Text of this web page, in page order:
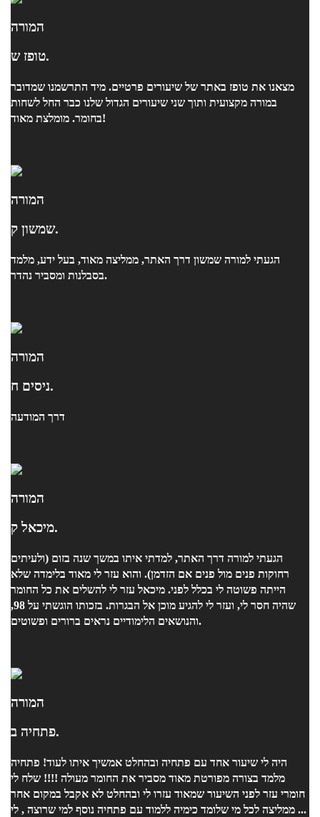
המורה
טופז ש.
מצאנו את טופז באתר של שיעורים פרטיים. מיד התרשמנו שמדובר
במורה מקצועית ותוך שני שיעורים הגדול שלנו כבר החל לשחות
בחומר. מומלצת מאוד!
המורה
שמשון ק.
הגעתי למורה שמשון דרך האתר, ממליצה מאוד, בעל ידע, מלמד
בסבלנות ומסביר נהדר.
המורה
ניסים ח.
דרך המודעה
המורה
מיכאל ק.
הגעתי למורה דרך האתר, למדתי איתו במשך שנה בזום (ולעיתים
רחוקות פנים מול פנים אם הזדמן). והוא עזר לי מאוד בלימדה שלא
הייתה פשוטה לי בכלל לפני. מיכאל עזר לי להשלים את כל החומר
שהיה חסר לי, ועזר לי להגיע מוכן אל הבגרות. בזכותו הוגשתי על 98,
והנושאים הלימודיים נראים ברורים ופשוטים.
המורה
פתחיה ב.
היה לי שיעור אחד עם פתחיה ובהחלט אמשיך איתו לעוד! פתחיה
מלמד בצורה מפורטת מאוד מסביר את החומר מעולה !!!! שלח לי
חומרי עזר לפני השיעור שמאוד עזרו לי ובהחלט לא אקבל במקום אחר
... ממליצה לכל מי שלומד כימיה ללמוד עם פתחיה נוסף למי שרוצה , לי